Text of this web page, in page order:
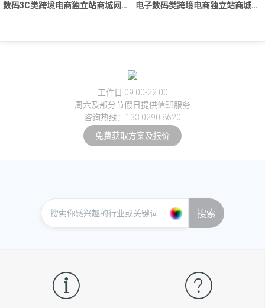
数码3C类跨境电商独立站商城网站建设制作 电子数码类跨境电商独立站商城网站建设制作
工作日 09:00-22:00
周六及部分节假日提供值班服务
咨询热线：133 0290 8620
免费获取方案及报价
搜索